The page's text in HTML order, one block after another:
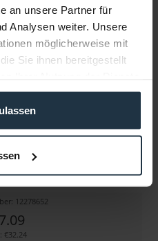
an unsere Partner für
Analysen weiter. Unsere
möglicherweise mit
Sie ihnen bereitgestellt
+++ look at
gerade-gerade 0,9 m
12278652
€32.24